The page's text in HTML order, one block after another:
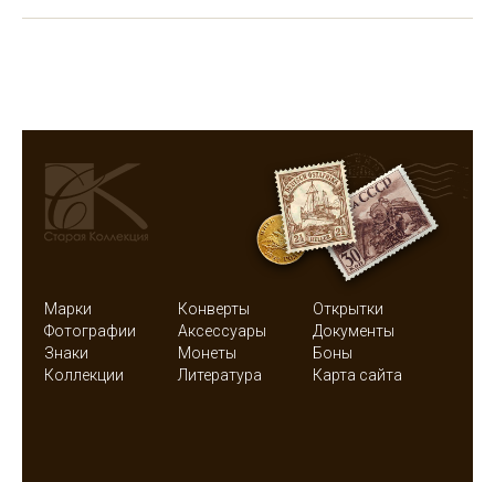
Марки Конверты
Открытки
Фотографии
Аксессуары
Документы
Знаки
Монеты
Боны
Коллекции
Литература Карта сайта